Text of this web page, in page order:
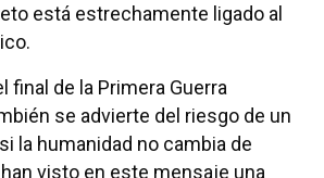
está estrechamente ligado al
final de la Primera Guerra
se advierte del riesgo de un
la humanidad no cambia de
visto en este mensaje una